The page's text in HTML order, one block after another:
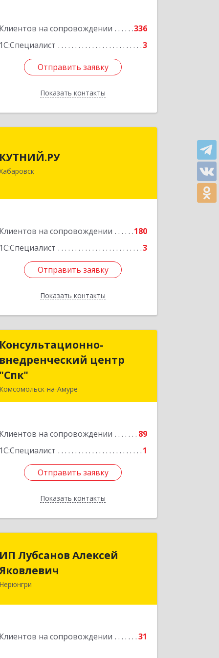
Клиентов на сопровождении
336
1С:Специалист
3
Отправить заявку
Показать контакты
Отправить заявку
Назад
КУТНИЙ.РУ
Клиентов на сопровождении
180
1С:Специалист
3
Отправить заявку
Показать контакты
г, Шевчука ул, дом № 42, оф.505
Подробнее
Отправить заявку
Назад
Консультационно-
внедренческий центр
"Спк"
Комсомольск-на-Амуре
Клиентов на сопровождении
89
1С:Специалист
1
Отправить заявку
Показать контакты
Консультационно-
внедренческий центр
Подробнее
Отправить заявку
Назад
ИП Лубсанов Алексей
Яковлевич
Нерюнгри
Клиентов на сопровождении 31
ИП Лубсанов Алексей
Яковлевич
Подробнее